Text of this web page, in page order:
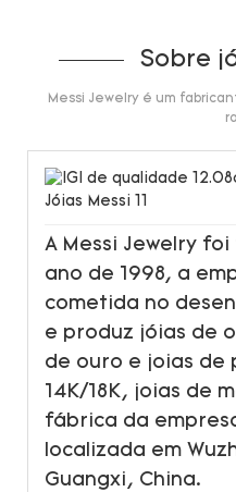
Sobre
Messi Jewelry é um
A Messi Jewelry
ano de 1998, a
cometida no
e produz jóias de
de ouro e joias de
14K/18K, joias de
fábrica da
localizada em
Guangxi, China.